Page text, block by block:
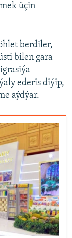
üçin
berdiler,
bilen gara
ederis diýip,
aýdýar.